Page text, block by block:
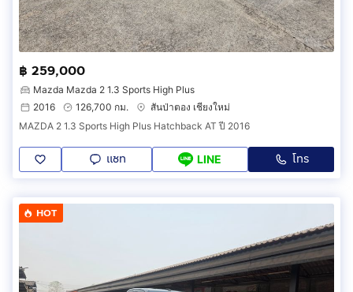
฿ 259,000
Mazda Mazda 2 1.3 Sports High Plus
2016
126,700 กม.
สันป่าตอง เชียงใหม่
MAZDA 2 1.3 Sports High Plus Hatchback AT ปี 2016
แชท LINE โทร
HOT